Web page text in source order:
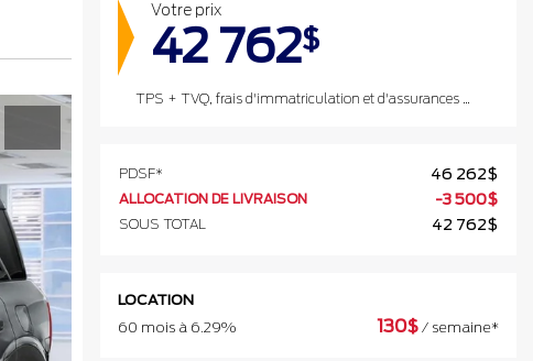
Votre prix
42 762$
TPS + TVQ, frais d'immatriculation et d'assurances non inclus.
PDSF* 46 262$
ALLOCATION DE LIVRAISON -3 500$
SOUS TOTAL 42 762$
LOCATION
60 mois à 6.29%
130$ / semaine*